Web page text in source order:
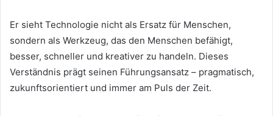
Er sieht Technologie nicht als Ersatz für Menschen,
sondern als Werkzeug, das den Menschen befähigt,
besser, schneller und kreativer zu handeln. Dieses
Verständnis prägt seinen Führungsansatz – pragmatisch,
zukunftsorientiert und immer am Puls der Zeit.